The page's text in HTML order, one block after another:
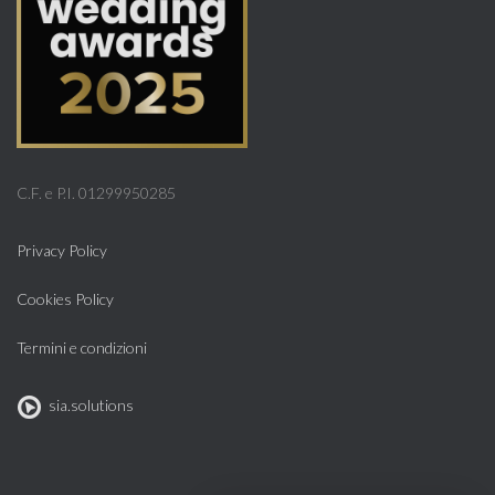
C.F. e P.I. 01299950285
Privacy Policy
Cookies Policy
Termini e condizioni
sia.solutions